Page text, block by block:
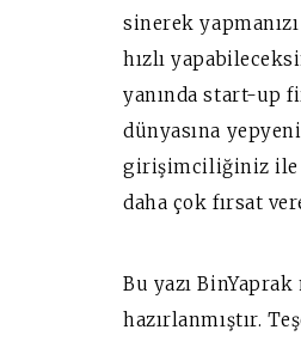
sinerek
hızlı
yanında start-up
dünyasına
girişimciliğiniz ile
daha çok fırsat
Bu yazı
hazırlanmıştır.